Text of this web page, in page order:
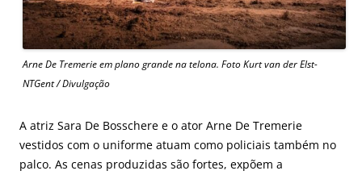
Arne De Tremerie em plano grande na telona. Foto Kurt van der Elst-
NTGent / Divulgação
A atriz Sara De Bosschere e o ator Arne De Tremerie
vestidos com o uniforme atuam como policiais também no
palco. As cenas produzidas são fortes, expõem a